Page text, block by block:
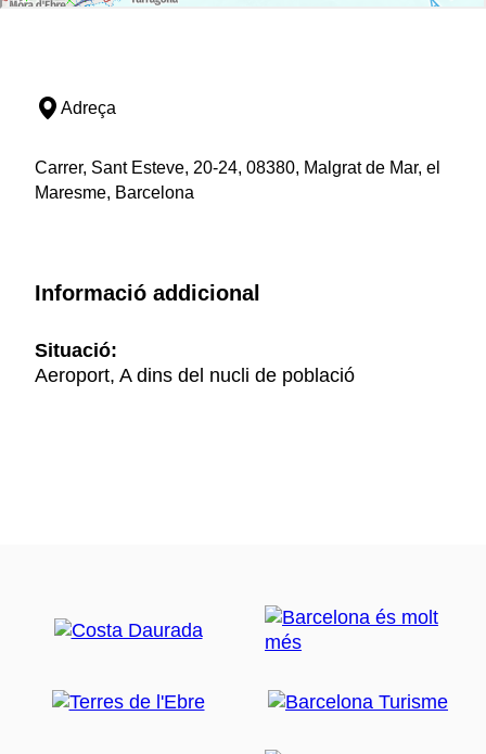
Adreça
Carrer, Sant Esteve, 20-24, 08380, Malgrat de Mar, el
Maresme, Barcelona
Informació addicional
Situació:
Aeroport, A dins del nucli de població